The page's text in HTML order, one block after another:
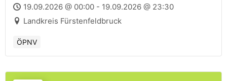
19.09.2026 @ 00:00 - 19.09.2026 @ 23:30
Landkreis Fürstenfeldbruck
ÖPNV